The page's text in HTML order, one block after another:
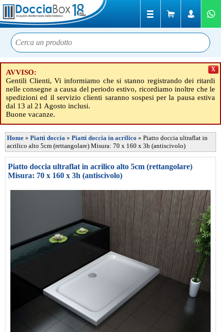
AVVISO:
Gentili Clienti, Vi informiamo che si stanno registrando dei ritardi
nelle consegne a causa del periodo estivo, ricordiamo inoltre che le
spedizioni ed il servizio clienti saranno sospesi per la pausa estiva
dal 13 al 21 Agosto inclusi.
Buone vacanze.
X
Home » Piatti doccia » Piatti doccia in acrilico » Piatto doccia ultraflat in
acrilico alto 5cm (rettangolare) Misura: 70 x 160 x 3h (antiscivolo)
Piatto doccia ultraflat in acrilico alto 5cm (rettangolare)
Misura: 70 x 160 x 3h (antiscivolo)